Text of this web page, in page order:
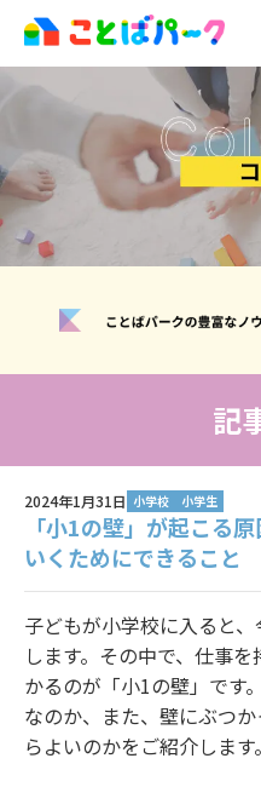
ことば
生徒・
ワーキン
レッス
ご利
お問
講師
法人様
記
2024年1月31日 小学校 小学生
「小1の壁」が起こる
いくためにできること
子どもが小学校に入ると
します。その中で、仕事
かるのが「小1の壁」です
なのか、また、壁にぶつ
らよいのかをご紹介します。